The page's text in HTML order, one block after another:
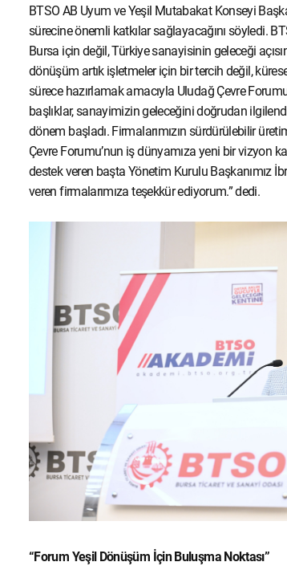
BTSO AB Uyum ve Yeşil Mutabakat Konseyi
sürecine önemli katkılar sağlayacağını söyledi.
Bursa için değil, Türkiye sanayisinin geleceği
dönüşüm artık işletmeler için bir tercih değil,
sürece hazırlamak amacıyla Uludağ Çevre
başlıklar, sanayimizin geleceğini doğrudan
dönem başladı. Firmalarımızın sürdürülebilir
Çevre Forumu’nun iş dünyamıza yeni bir vizyon
destek veren başta Yönetim Kurulu Başkanımız
veren firmalarımıza teşekkür ediyorum.” dedi.
“Forum Yeşil Dönüşüm İçin Buluşma Noktası”